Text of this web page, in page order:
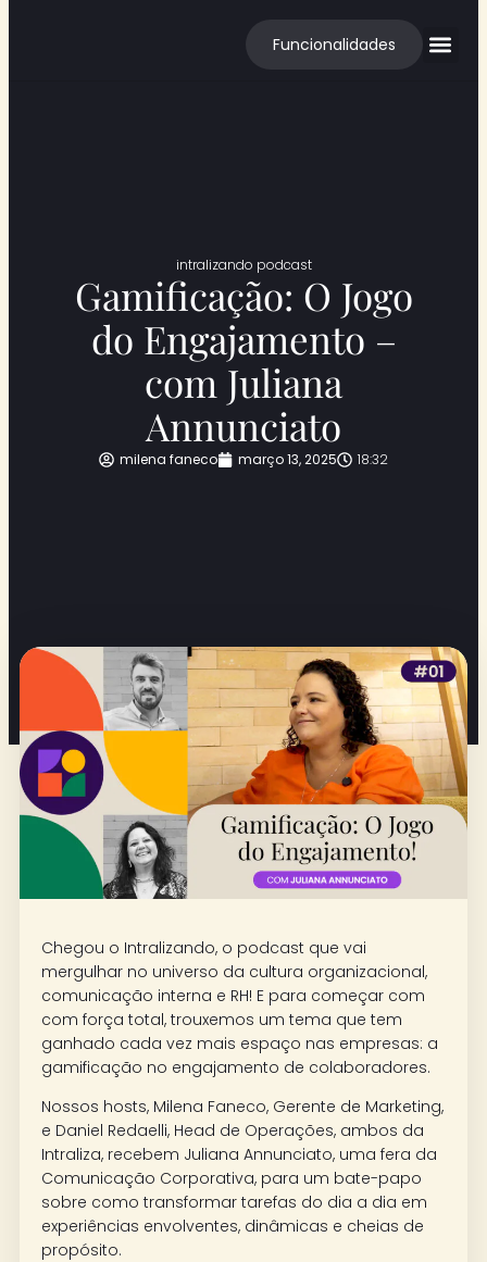
Funcionalidades
intralizando podcast
Gamificação: O Jogo
do Engajamento –
com Juliana
Annunciato
milena faneco março 13, 2025 18:32
Chegou o Intralizando, o podcast que vai
mergulhar no universo da cultura organizacional,
comunicação interna e RH! E para começar com
com força total, trouxemos um tema que tem
ganhado cada vez mais espaço nas empresas: a
gamificação no engajamento de colaboradores.
Nossos hosts, Milena Faneco, Gerente de Marketing,
e Daniel Redaelli, Head de Operações, ambos da
Intraliza, recebem Juliana Annunciato, uma fera da
Comunicação Corporativa, para um bate-papo
sobre como transformar tarefas do dia a dia em
experiências envolventes, dinâmicas e cheias de
propósito.